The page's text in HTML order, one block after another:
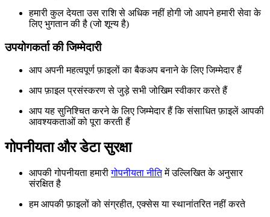
हमारी कुल देयता उस राशि से अधिक नहीं होगी जो आपने हमारी सेवा के
लिए भुगतान की है (जो शून्य है)
उपयोगकर्ता की जिम्मेदारी
आप अपनी महत्वपूर्ण फ़ाइलों का बैकअप बनाने के लिए जिम्मेदार हैं
आप फ़ाइल प्रसंस्करण से जुड़े सभी जोखिम स्वीकार करते हैं
आप यह सुनिश्चित करने के लिए जिम्मेदार हैं कि संसाधित फ़ाइलें आपकी
आवश्यकताओं को पूरा करती हैं
गोपनीयता और डेटा सुरक्षा
आपकी गोपनीयता हमारीगोपनीयता नीतिमें उल्लिखित के अनुसार
संरक्षित है
हम आपकी फ़ाइलों को संग्रहीत, एक्सेस या स्थानांतरित नहीं करते